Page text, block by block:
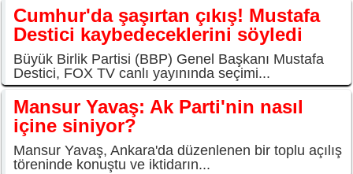
Cumhur'da şaşırtan çıkış! Mustafa
Destici kaybedeceklerini söyledi
Büyük Birlik Partisi (BBP) Genel Başkanı Mustafa
Destici, FOX TV canlı yayınında seçimi...
Mansur Yavaş: Ak Parti'nin nasıl
içine siniyor?
Mansur Yavaş, Ankara'da düzenlenen bir toplu açılış
töreninde konuştu ve iktidarın...